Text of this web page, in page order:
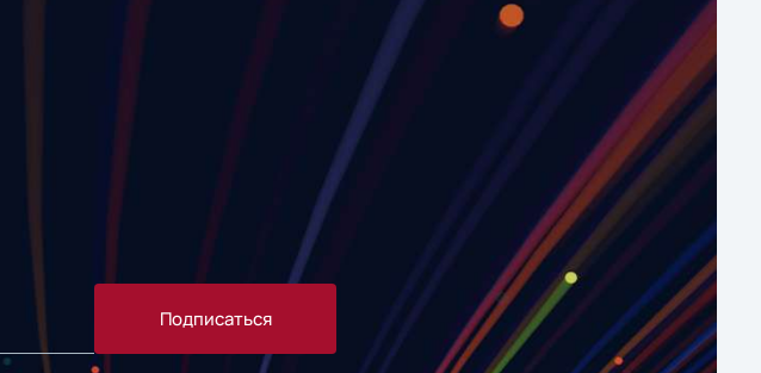
Подписаться